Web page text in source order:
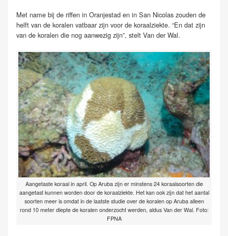
Met name bij de riffen in Oranjestad en in San Nicolas zouden de
helft van de koralen vatbaar zijn voor de koraalziekte. “En dat zijn
van de koralen die nog aanwezig zijn”, stelt Van der Wal.
Aangetaste koraal in april. Op Aruba zijn er minstens 24 koraalsoorten die
aangetast kunnen worden door de koraalziekte. Het kan ook zijn dat het aantal
soorten meer is omdat in de laatste studie over de koralen op Aruba alleen
rond 10 meter diepte de koralen onderzocht werden, aldus Van der Wal. Foto:
FPNA